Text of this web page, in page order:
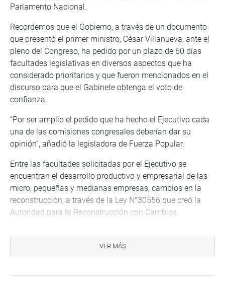
Parlamento Nacional.
Recordemos que el Gobierno, a través de un documento
que presentó el primer ministro, César Villanueva, ante el
pleno del Congreso, ha pedido por un plazo de 60 días
facultades legislativas en diversos aspectos que ha
considerado prioritarios y que fueron mencionados en el
discurso para que el Gabinete obtenga el voto de
confianza.
“Por ser amplio el pedido que ha hecho el Ejecutivo cada
una de las comisiones congresales deberían dar su
opinión”, añadió la legisladora de Fuerza Popular.
Entre las facultades solicitadas por el Ejecutivo se
encuentran el desarrollo productivo y empresarial de las
micro, pequeñas y medianas empresas, cambios en la
reconstrucción, a través de la Ley N°30556 que creó la
Autoridad para la Reconstrucción con Cambios.
impedir que condenados por lavado de activos,
narcotráfico y financiamiento de terrorismo ingresen a la
VER MÁS